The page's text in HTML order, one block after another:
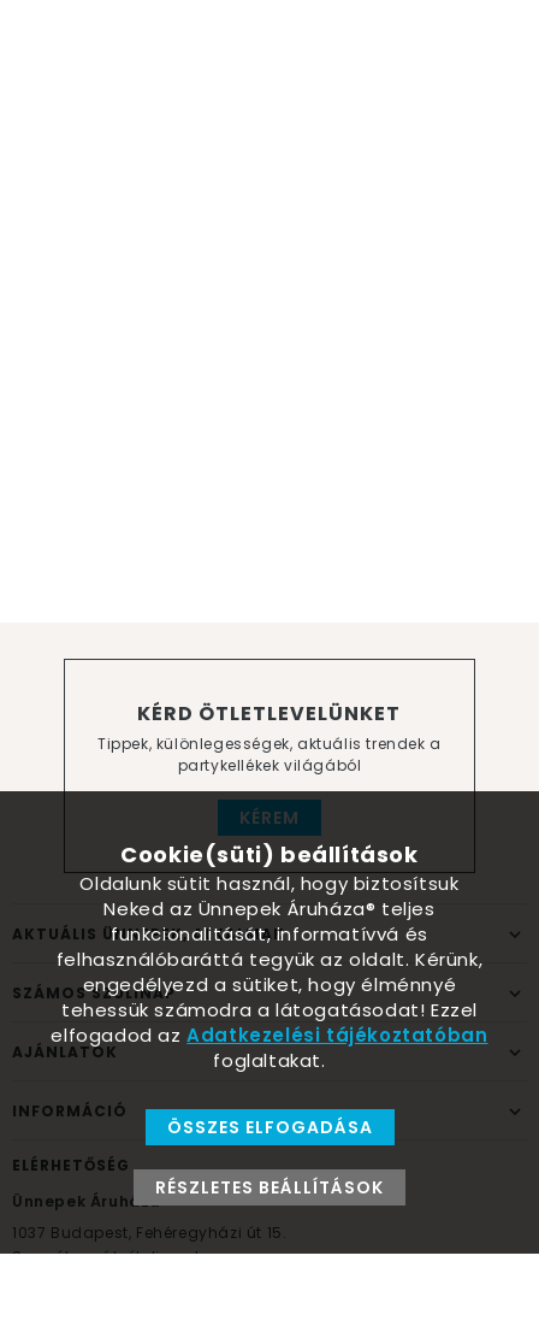
KÉRD ÖTLETLEVELÜNKET
Tippek, különlegességek, aktuális trendek a
partykellékek világából
KÉREM
AKTUÁLIS ÜNNEPEK, ALKALMAK
SZÁMOS SZÜLINAP
AJÁNLATOK
INFORMÁCIÓ
ELÉRHETŐSÉG
Ünnepek Áruháza
1037 Budapest, Fehéregyházi út 15.
Személyes átvételi pont
Cookie(süti) beállítások
Oldalunk sütit használ, hogy biztosítsuk
Neked az Ünnepek Áruháza® teljes
funkcionalitását, informatívvá és
felhasználóbaráttá tegyük az oldalt. Kérünk,
engedélyezd a sütiket, hogy élménnyé
tehessük számodra a látogatásodat! Ezzel
elfogadod azAdatkezelési tájékoztatóban
foglaltakat.
ÖSSZES ELFOGADÁSA
RÉSZLETES BEÁLLÍTÁSOK